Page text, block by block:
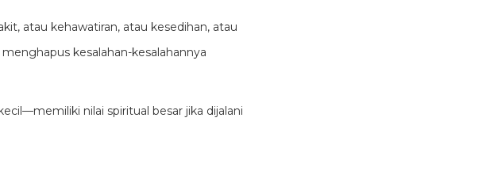
atau kehawatiran, atau kesedihan, atau
kesalahan-kesalahannya
nilai spiritual besar jika dijalani